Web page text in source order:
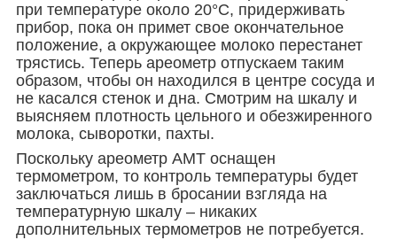
при температуре около 20°С, придерживать
прибор, пока он примет свое окончательное
положение, а окружающее молоко перестанет
трястись. Теперь ареометр отпускаем таким
образом, чтобы он находился в центре сосуда и
не касался стенок и дна. Смотрим на шкалу и
выясняем плотность цельного и обезжиренного
молока, сыворотки, пахты.
Поскольку ареометр АМТ оснащен
термометром, то контроль температуры будет
заключаться лишь в бросании взгляда на
температурную шкалу – никаких
дополнительных термометров не потребуется.